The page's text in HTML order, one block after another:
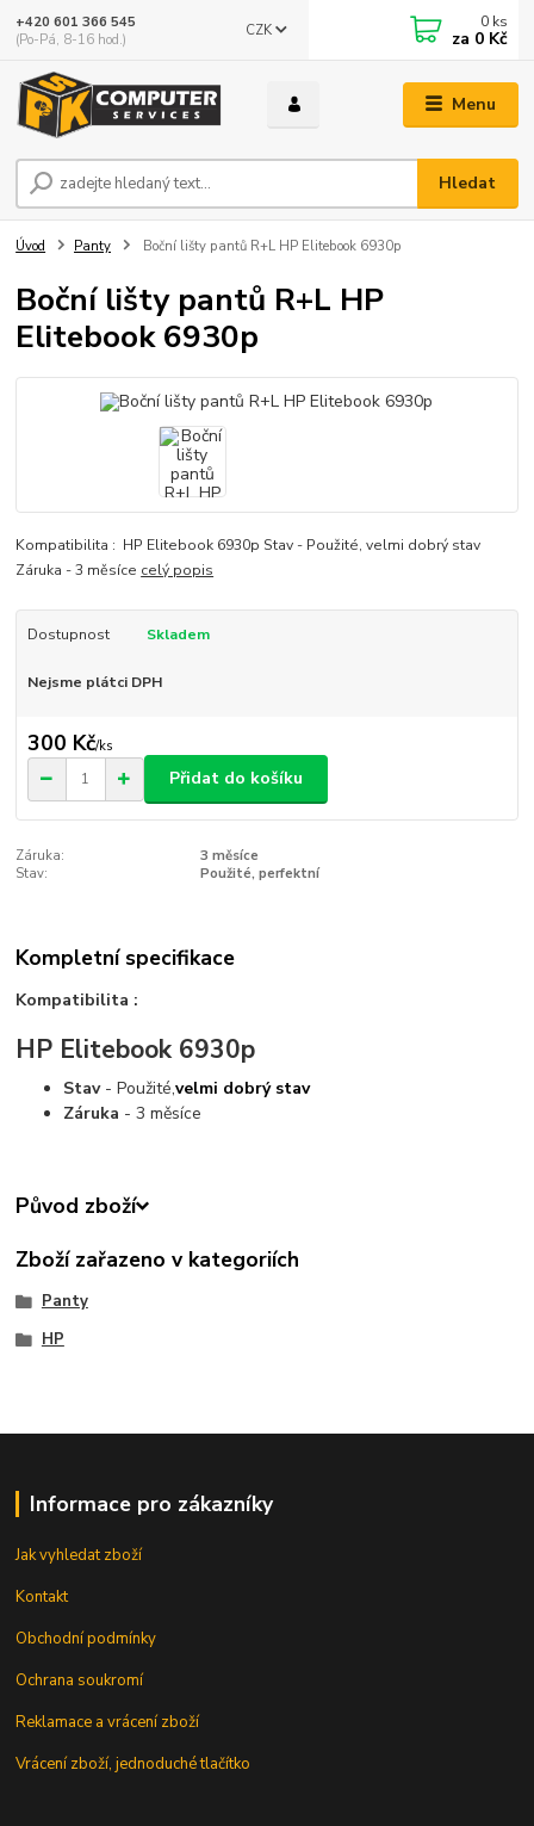
Menu
CZK
Hledat
+420 601 366 545
(Po-Pá, 8-16 hod.)
0 ks
za 0 Kč
Úvod Panty Boční lišty pantů R+L HP Elitebook 6930p
Boční lišty pantů R+L HP
Elitebook 6930p
Kompatibilita : HP Elitebook 6930p Stav - Použité, velmi dobrý stav
Záruka - 3 měsíce celý popis
Dostupnost Skladem
Nejsme plátci DPH
300 Kč/ks
Přidat do košíku
Záruka:
3 měsíce
Stav:
Použité, perfektní
Kompletní specifikace
Kompatibilita :
HP Elitebook 6930p
Stav - Použité,velmi dobrý stav
Záruka - 3 měsíce
Původ zboží
Zboží zařazeno v kategoriích
Panty
HP
Informace pro zákazníky
Jak vyhledat zboží
Kontakt
Obchodní podmínky
Ochrana soukromí
Reklamace a vrácení zboží
Vrácení zboží, jednoduché tlačítko